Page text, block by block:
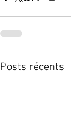
Posts récents